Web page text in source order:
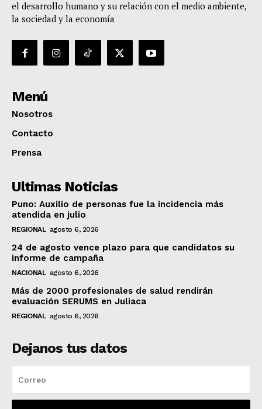
el desarrollo humano y su relación con el medio ambiente,
la sociedad y la economía
Menú
Nosotros
Contacto
Prensa
Ultimas Noticias
Puno: Auxilio de personas fue la incidencia más
atendida en julio
REGIONAL agosto 6, 2026
24 de agosto vence plazo para que candidatos su
informe de campaña
NACIONAL agosto 6, 2026
Más de 2000 profesionales de salud rendirán
evaluación SERUMS en Juliaca
REGIONAL agosto 6, 2026
Dejanos tus datos